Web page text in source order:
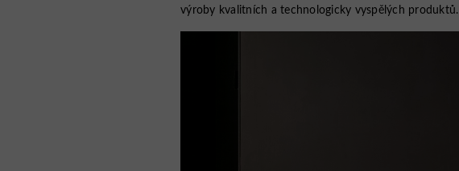
výroby kvalitních a technologicky vyspělých produktů.